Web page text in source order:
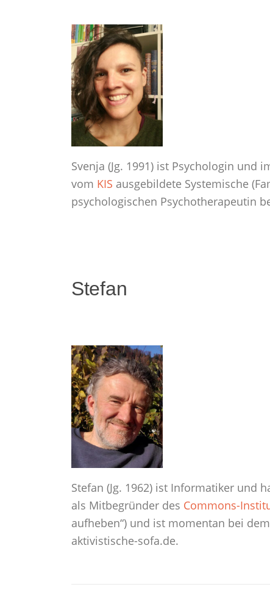
Svenja (Jg. 1991) ist Psychologin
vom KIS ausgebildete Systemische
psychologischen Psychotherapeutin
Stefan
Stefan (Jg. 1962) ist Informatiker und
als Mitbegründer des Commons-
aufheben“) und ist momentan bei
aktivistische-sofa.de.